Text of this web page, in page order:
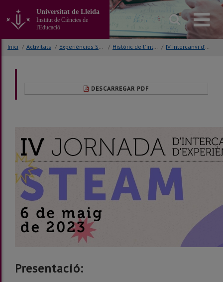
contingut
Universitat de Lleida
Institut de Ciències de
l'Educació
Inici / Activitats / Experiències STEAM / Històric de l'intercanvi / IV Intercanvi d'experiències STEAM - 2023
DESCARREGAR PDF
Presentació: